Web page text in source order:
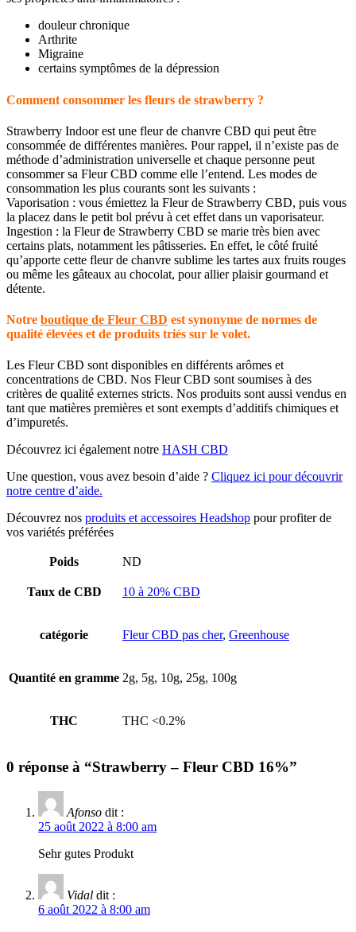
douleur chronique
Arthrite
Migraine
certains symptômes de la dépression
Comment consommer les fleurs de strawberry ?
Strawberry Indoor est une fleur de chanvre CBD qui peut être
consommée de différentes manières. Pour rappel, il n’existe pas de
méthode d’administration universelle et chaque personne peut
consommer sa Fleur CBD comme elle l’entend. Les modes de
consommation les plus courants sont les suivants :
Vaporisation : vous émiettez la Fleur de Strawberry CBD, puis vous
la placez dans le petit bol prévu à cet effet dans un vaporisateur.
Ingestion : la Fleur de Strawberry CBD se marie très bien avec
certains plats, notamment les pâtisseries. En effet, le côté fruité
qu’apporte cette fleur de chanvre sublime les tartes aux fruits rouges
ou même les gâteaux au chocolat, pour allier plaisir gourmand et
détente.
Notre boutique de Fleur CBD est synonyme de normes de
qualité élevées et de produits triés sur le volet.
Les Fleur CBD sont disponibles en différents arômes et
concentrations de CBD. Nos Fleur CBD sont soumises à des
critères de qualité externes stricts. Nos produits sont aussi vendus en
tant que matières premières et sont exempts d’additifs chimiques et
d’impuretés.
Découvrez ici également notre HASH CBD
Une question, vous avez besoin d’aide ? Cliquez ici pour découvrir
notre centre d’aide.
Découvrez nos produits et accessoires Headshop pour profiter de
vos variétés préférées
Poids ND
Taux de CBD 10 à 20% CBD
catégorie Fleur CBD pas cher, Greenhouse
Quantité en gramme 2g, 5g, 10g, 25g, 100g
THC THC <0.2%
0 réponse à “Strawberry – Fleur CBD 16%”
Afonso dit :
25 août 2022 à 8:00 am
Sehr gutes Produkt
Vidal dit :
6 août 2022 à 8:00 am